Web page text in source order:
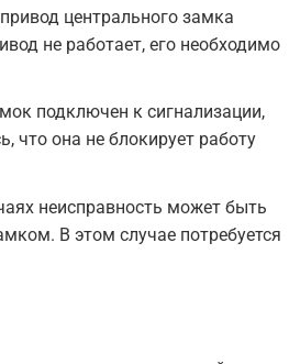
центрального замка
не работает, его необходимо
подключен к сигнализации,
что она не блокирует работу
неисправность может быть
В этом случае потребуется